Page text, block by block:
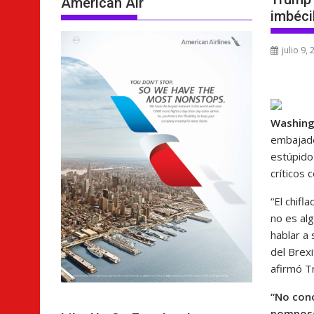
julio 9,
críticos
“El
no es
hablar a
del
afirmó
“No